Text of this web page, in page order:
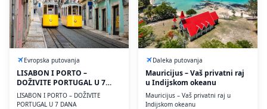
Evropska putovanja
LISABON I PORTO –
DOŽIVITE PORTUGAL U 7
DANA
LISABON I PORTO – DOŽIVITE
PORTUGAL U 7 DANA
Daleka putovanja
Mauricijus – Vaš privatni raj
u Indijskom okeanu
Mauricijus – Vaš privatni raj u
Indijskom okeanu